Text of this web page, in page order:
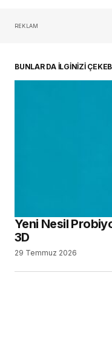
REKLAM
BUNLAR DA İLGİNİZİ
Yeni Nesil
3D
29 Temmuz 2026